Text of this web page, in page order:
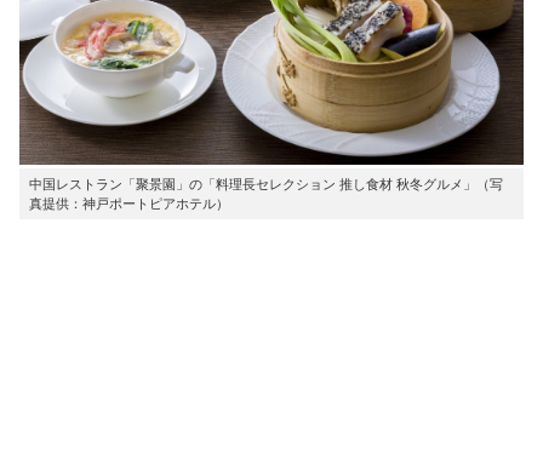
中国レストラン「聚景園」の「料理長セレクション 推し食材 秋冬グルメ」（写
真提供：神戸ポートピアホテル）